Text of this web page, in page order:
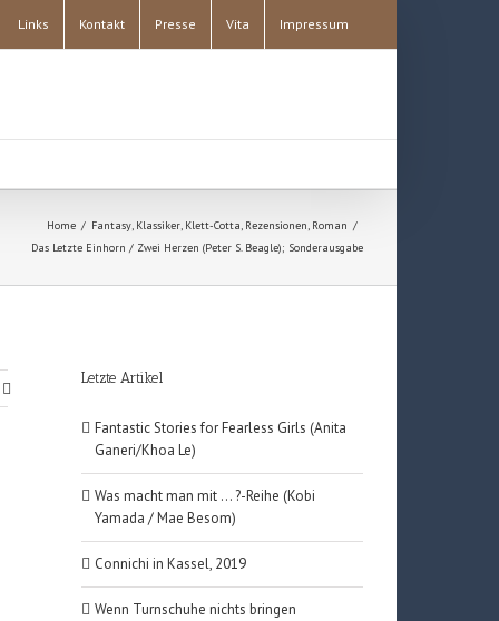
Links Kontakt Presse Vita Impressum
Home / Fantasy, Klassiker, Klett-Cotta, Rezensionen, Roman /
Das Letzte Einhorn / Zwei Herzen (Peter S. Beagle); Sonderausgabe
Letzte Artikel
Fantastic Stories for Fearless Girls (Anita
Ganeri/Khoa Le)
Was macht man mit … ?-Reihe (Kobi
Yamada / Mae Besom)
Connichi in Kassel, 2019
Wenn Turnschuhe nichts bringen